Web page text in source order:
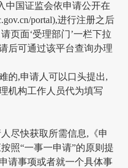
中国证监会依申请公开在
portal),进行注册之后
页面‘受理部门’一栏下拉
后可通过该平台查询办理
的,申请人可以口头提出,
机构工作人员代为填写
尽快获取所需信息,《申
照“一事一申请”的原则提
请事项或者就一个具体事